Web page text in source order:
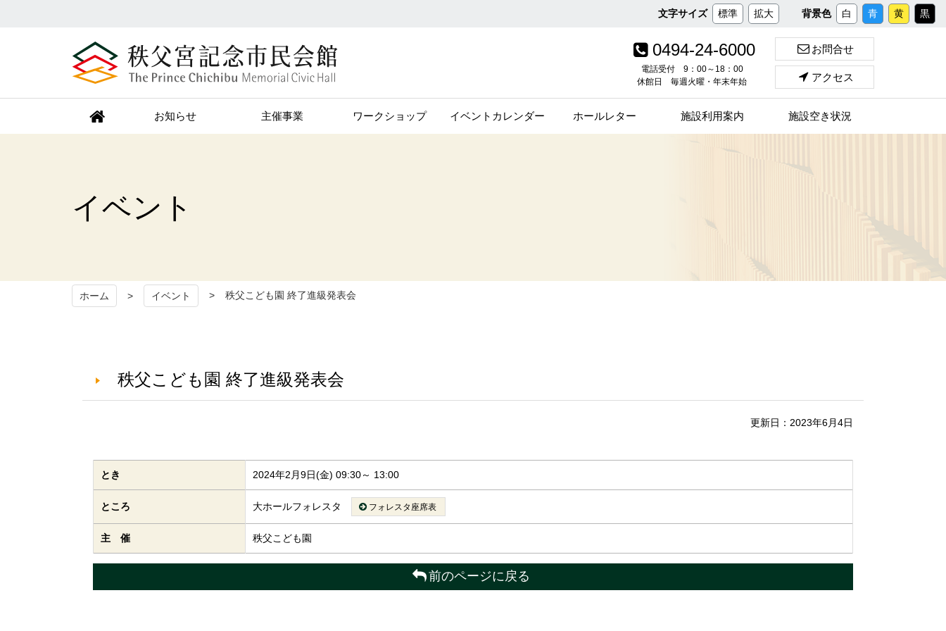
コ
ン
テ
ン
文字サイズ 標準 拡大 背景色 白 青 黄 黒
秩父宮記念市民会館
0494-24-6000
電話受付 9：00～18：00
休館日 毎週火曜・年末年始
お問合せ
アクセス
お知らせ 主催事業 ワークショップ イベントカレンダー ホールレター 施設利用案内 施設空き状況
イベント
ホーム イベント 秩父こども園 終了進級発表会
秩父こども園 終了進級発表会
更新日：2023年6月4日
とき 2024年2月9日(金) 09:30～ 13:00
ところ 大ホールフォレスタ フォレスタ座席表
主 催 秩父こども園
前のページに戻る